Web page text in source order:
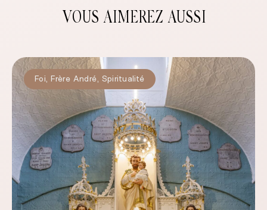
VOUS AIMEREZ AUSSI
Foi, Frère André, Spiritualité